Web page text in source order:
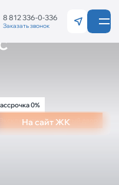
8 812 336-0-336
Заказать звонок
0%
Эксклюзивный закрытый двор
На сайт ЖК